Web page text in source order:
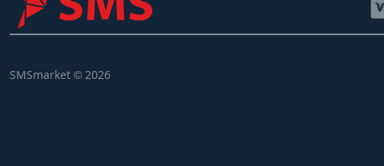
SMSmarket © 2026